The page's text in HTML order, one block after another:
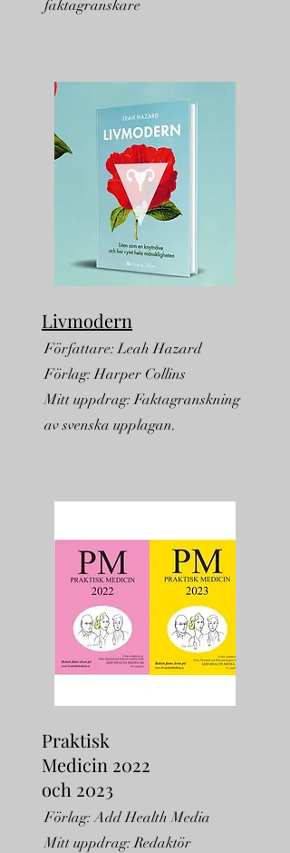
faktagranskare
Livmodern
Författare: Leah Hazard
Förlag: Harper Collins
Mitt uppdrag: Faktagranskning
av svenska upplagan.
Praktisk
Medicin 2022
och 2023
Förlag: Add Health Media
Mitt uppdrag: Redaktör